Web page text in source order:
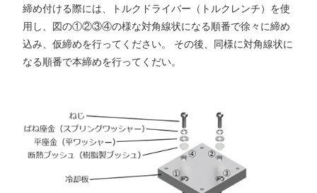
締め付ける際には、トルクドライバー（トルクレンチ）を使
用し、図の①②③④の様な対角線状になる順番で徐々に締め
込み、仮締めを行ってください。 その後、同様に対角線状に
なる順番で本締めを行ってくだい。